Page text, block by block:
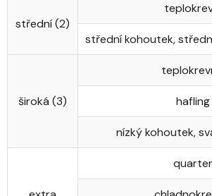
střední (2)
střední kohoutek,
široká (3) hafling
nízký kohoutek,
quarter